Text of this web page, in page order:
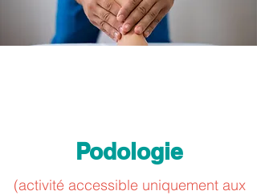
Podologie
(activité accessible uniquement aux